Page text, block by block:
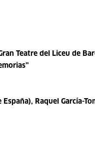
Teatre del Liceu de
Raquel García-